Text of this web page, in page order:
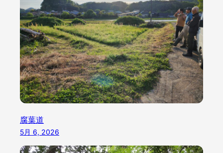
腐葉道
5月 6, 2026